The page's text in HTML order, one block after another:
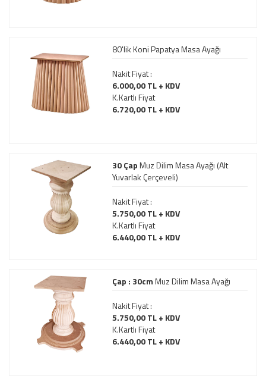
80'lik Koni Papatya Masa Ayağı
Nakit Fiyat :
6.000,00 TL + KDV
K.Kartlı Fiyat
6.720,00 TL + KDV
30 ÇapMuz Dilim Masa Ayağı (Alt
Yuvarlak Çerçeveli)
Nakit Fiyat :
5.750,00 TL + KDV
K.Kartlı Fiyat
6.440,00 TL + KDV
Çap : 30cmMuz Dilim Masa Ayağı
Nakit Fiyat :
5.750,00 TL + KDV
K.Kartlı Fiyat
6.440,00 TL + KDV